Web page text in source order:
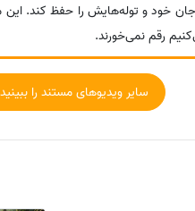
خود و توله‌هایش را حفظ کند. این
رقم نمی‌خورند.
سایر ویدیوهای مستند را ببینید